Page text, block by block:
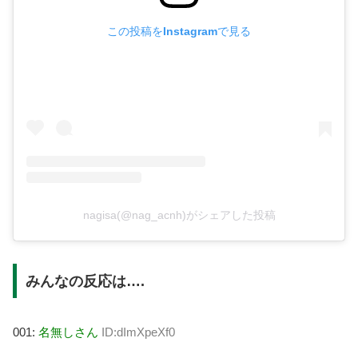
この投稿をInstagramで見る
nagisa(@nag_acnh)がシェアした投稿
みんなの反応は….
001: 名無しさん ID:dImXpeXf0